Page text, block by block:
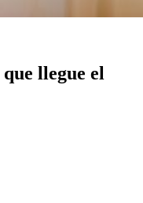
llegue el